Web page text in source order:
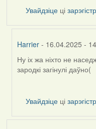
Увайдзіце ці
Harrier - 16.04.2025 -
In
reply
RobinZone
Ну іх жа ніхто не
зародкі загінулі даўно(
Увайдзіце ці